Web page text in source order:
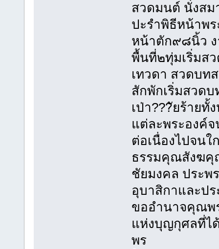
สวดมนต์ นั่งสม
ปะรำพิธีหน้าพ
หน้าตัก๙๘นิ้ว
พื้นที่๒ทุ่มเริ่มส
เทวดา สวดบ
สักพักเริ่มสวด
เป่า???ัยร้ายทั้
แต่ละพระองค์
ต่อเนื่องไปจน
ธรรมคุณสังฆคุ
ชัยมงคล ประพ
อุบาสิกาและป
ขออำนาจคุณพ
แห่งบุญกุศลที่ไ
พร